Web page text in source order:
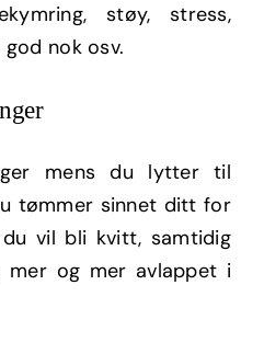
støy, stress,
nok osv.
mens du lytter til
tømmer sinnet ditt for
vil bli kvitt, samtidig
mer og mer avlappet i